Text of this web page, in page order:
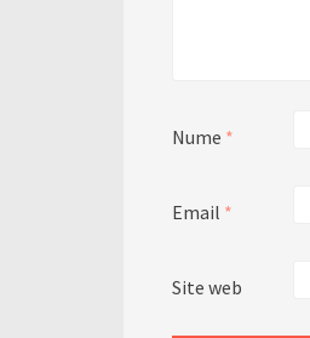
Nume *
Email *
Site web